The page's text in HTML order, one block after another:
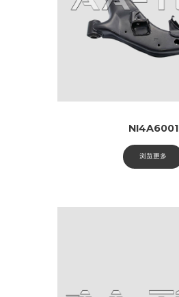
NI4A6001
浏览更多